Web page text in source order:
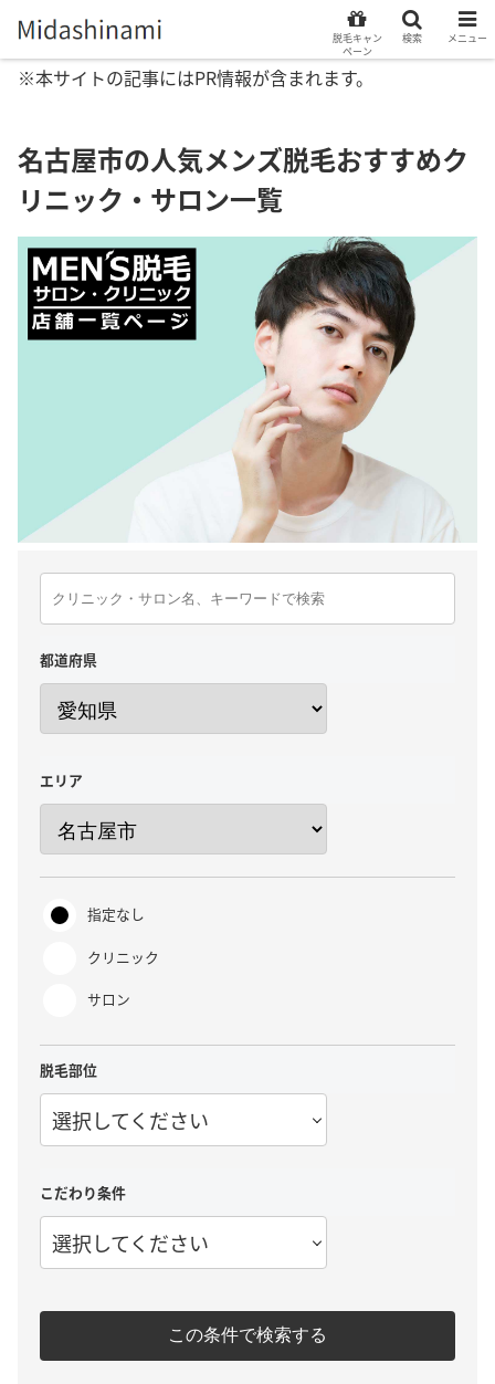
※本サイトの記事にはPR情報が含まれます。
名古屋市の人気メンズ脱毛おすすめク
リニック・サロン一覧
都道府県
エリア
指定なし
クリニック
サロン
脱毛部位
選択してください
こだわり条件
選択してください
この条件で検索する
脱毛キャン
ペーン
検索 メニュー